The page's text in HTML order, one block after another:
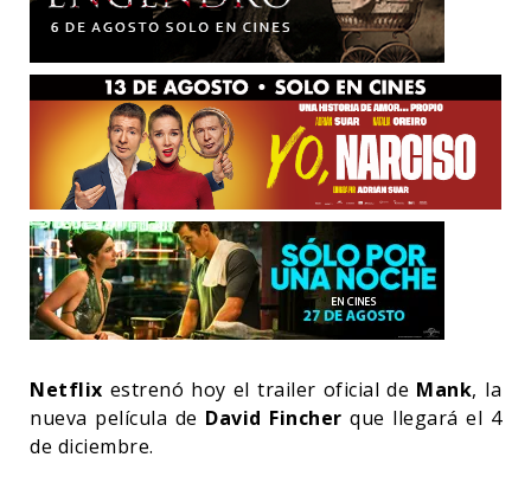
Netflix estrenó hoy el trailer oficial de Mank, la
nueva película de David Fincher que llegará el 4
de diciembre.